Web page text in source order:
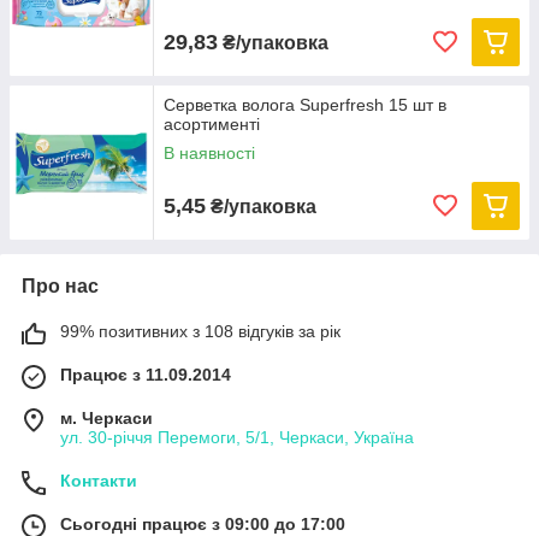
29,83 ₴/упаковка
Серветка волога Superfresh 15 шт в
асортименті
В наявності
5,45 ₴/упаковка
Про нас
99% позитивних з 108 відгуків за рік
Працює з 11.09.2014
м. Черкаси
ул. 30-рiччя Перемоги, 5/1, Черкаси, Україна
Контакти
Сьогодні працює з 09:00 до 17:00